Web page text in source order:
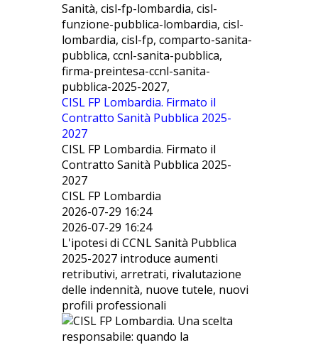
Sanità, cisl-fp-lombardia, cisl-
funzione-pubblica-lombardia, cisl-
lombardia, cisl-fp, comparto-sanita-
pubblica, ccnl-sanita-pubblica,
firma-preintesa-ccnl-sanita-
pubblica-2025-2027,
CISL FP Lombardia. Firmato il
Contratto Sanità Pubblica 2025-
2027
CISL FP Lombardia. Firmato il
Contratto Sanità Pubblica 2025-
2027
CISL FP Lombardia
2026-07-29 16:24
2026-07-29 16:24
L'ipotesi di CCNL Sanità Pubblica
2025-2027 introduce aumenti
retributivi, arretrati, rivalutazione
delle indennità, nuove tutele, nuovi
profili professionali